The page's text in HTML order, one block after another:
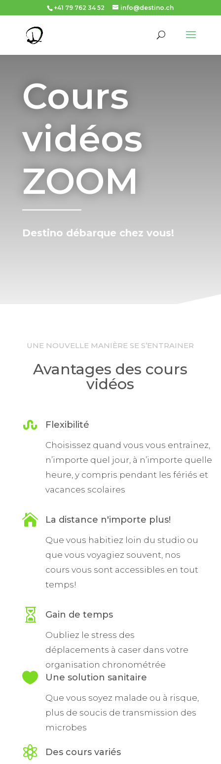
+41 79 762 34 52 info@destino.ch
Cours
vidéos
ZOOM
Destino débarque chez vous!
UNE NOUVELLE MANIÈRE SE S’ENTRAINER
Avantages des cours
vidéos
 Flexibilité
Choisissez quand vous vous entrainez,
n’importe quel jour, à n’importe quelle
heure, y compris pendant les fériés et
vacances scolaires
 La distance n'importe plus!
Que vous habitiez loin du studio ou
que vous voyagiez souvent, nos
cours vous sont accessibles en tout
temps!
 Gain de temps
Oubliez le stress des
déplacements à caser dans votre
organisation chronométrée
 Une solution sanitaire
Que vous soyez malade ou à risque,
plus de soucis de transmission des
microbes
 Des cours variés